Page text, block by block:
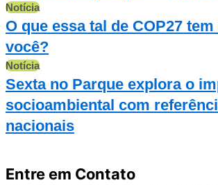
Notícia
O que essa tal de COP27
você?
Notícia
Sexta no Parque explora o
socioambiental com
nacionais
Entre em Contato